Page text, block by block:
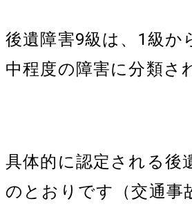
後遺障害9級は、1級か
中程度の障害に分類さ
具体的に認定される後
のとおりです（交通事